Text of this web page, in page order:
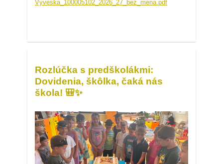
Vyveska_100005102_2026_27_bez_mena.pdf
Rozlúčka s predškolákmi:
Dovidenia, škôlka, čaká nás
škola! 🎒✨